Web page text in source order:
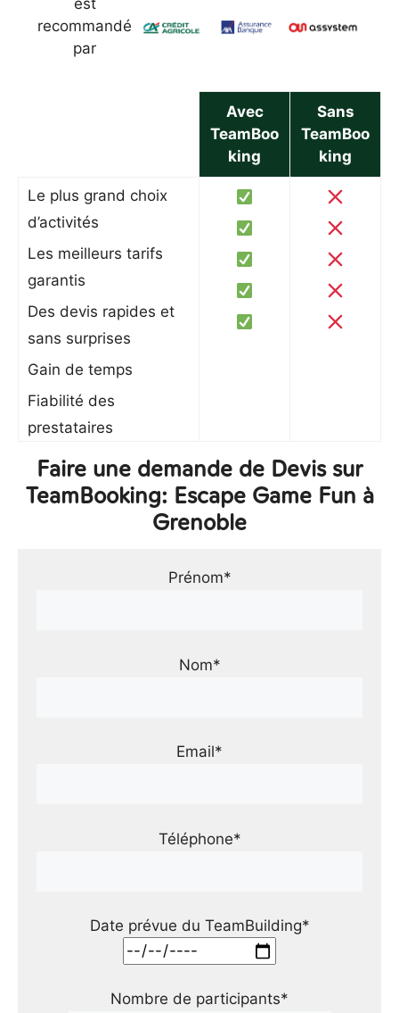
recommandé
par
Avec
TeamBoo
king
Sans
TeamBoo
king
Le plus grand choix
d’activités
Les meilleurs tarifs
garantis
Des devis rapides et
sans surprises
Gain de temps
Fiabilité des
prestataires
Faire une demande de Devis sur
TeamBooking: Escape Game Fun à
Grenoble
Prénom*
Nom*
Email*
Téléphone*
Date prévue du TeamBuilding*
Nombre de participants*